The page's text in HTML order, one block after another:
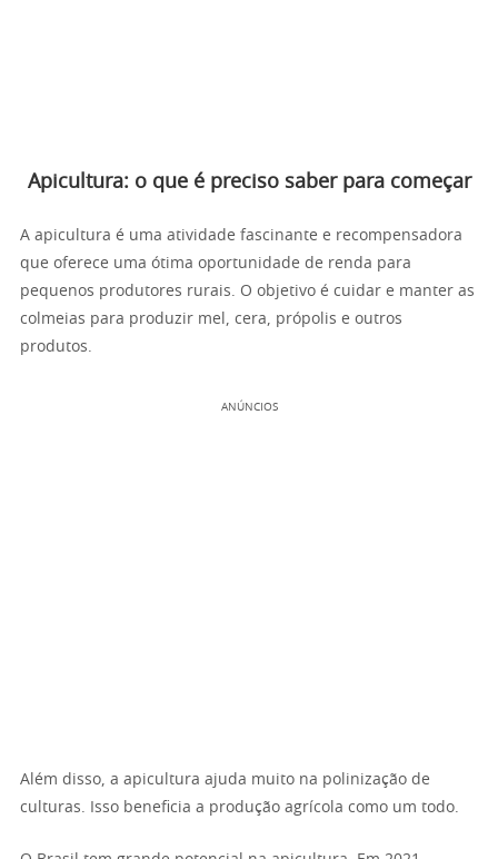
Apicultura: o que é preciso saber para começar
A apicultura é uma atividade fascinante e recompensadora
que oferece uma ótima oportunidade de renda para
pequenos produtores rurais. O objetivo é cuidar e manter as
colmeias para produzir mel, cera, própolis e outros
produtos.
ANÚNCIOS
Além disso, a apicultura ajuda muito na polinização de
culturas. Isso beneficia a produção agrícola como um todo.